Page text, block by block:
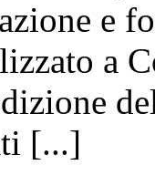
e
a
[...]